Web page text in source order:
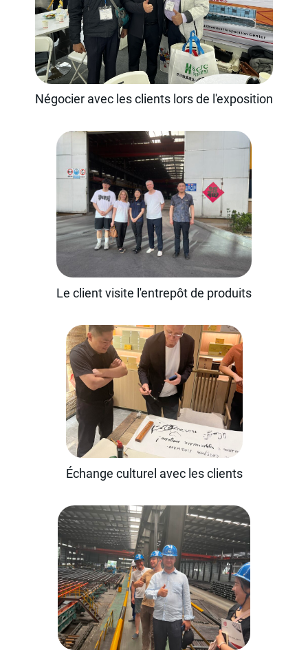
Négocier avec les clients lors de l'exposition
Le client visite l'entrepôt de produits
Échange culturel avec les clients